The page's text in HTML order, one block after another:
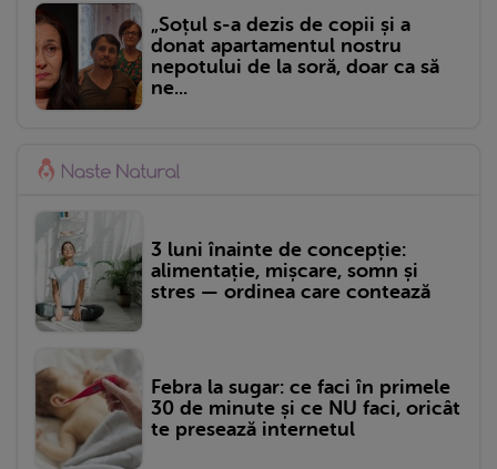
„Soțul s-a dezis de copii și a
donat apartamentul nostru
nepotului de la soră, doar ca să
ne...
3 luni înainte de concepție:
alimentație, mișcare, somn și
stres — ordinea care contează
Febra la sugar: ce faci în primele
30 de minute și ce NU faci, oricât
te presează internetul